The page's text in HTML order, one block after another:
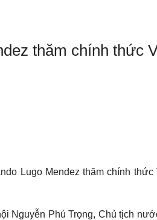
thăm chính thức
Lugo Mendez thăm chính thức
Nguyễn Phú Trọng, Chủ tịch